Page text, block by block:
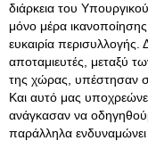
διάρκεια του
μόνο μέρα ικανοποίησης
ευκαιρία περισυλλογής.
αποταμιευτές, μεταξύ
της χώρας, υπέστησαν
Και αυτό μας
ανάγκασαν να
παράλληλα